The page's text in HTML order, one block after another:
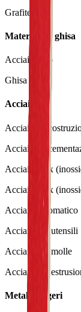
Grafite
Materiali di ghisa
Acciaio fuso
Ghisa
Acciaio
Acciaio da
Acciaio da
Acciaio inox
Acciaio inox
Acciaio automatico
Acciaio per utensili
Acciaio per molle
Acciaio per
Metalli leggeri